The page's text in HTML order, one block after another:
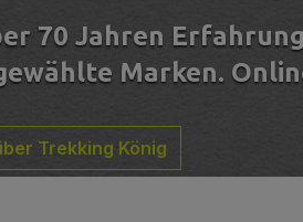
70 Jahren
Marken.
Trekking König